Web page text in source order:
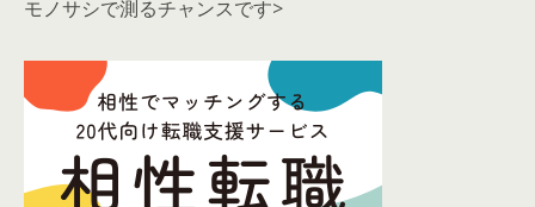
モノサシで測るチャンスです>